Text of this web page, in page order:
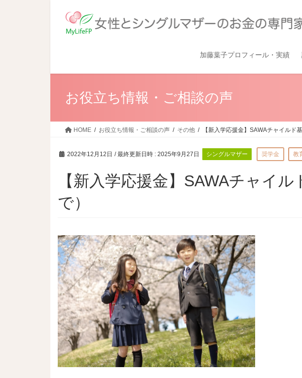
加藤葉子プロフィール・実績
お役立ち情報・ご相談の声
HOME お役立ち情報・ご相談の声 その他 【新入学応援金】SAWAチャイルド
2022年12月12日 / 最終更新日時 : 2025年9月27日 シングルマザー 奨学金 教
【新入学応援金】SAWAチャイル
で）